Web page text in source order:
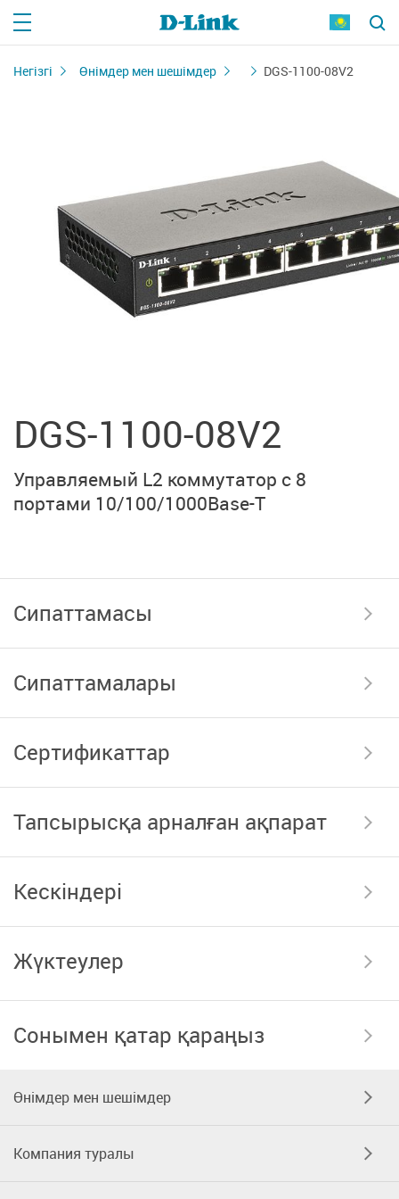
Негізгі Өнімдер мен шешімдер DGS-1100-08V2
DGS-1100-08V2
Управляемый L2 коммутатор с 8
портами 10/100/1000Base-T
Сипаттамасы
Сипаттамалары
Сертификаттар
Тапсырысқа арналған ақпарат
Кескіндері
Жүктеулер
Сонымен қатар қараңыз
Өнімдер мен шешімдер
Компания туралы